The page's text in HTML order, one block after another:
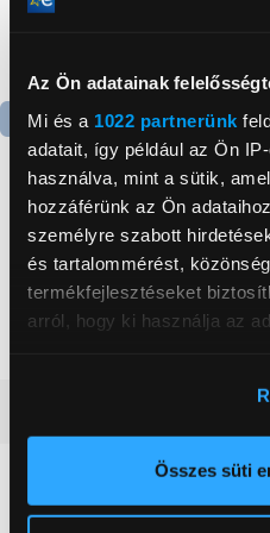
Az Ön adatainak
Mi és a 1022 partnerünk
adatait, így például az Ön
használva, mint a sütik,
hozzáférünk az Ön
személyre szabott
és tartalommérést,
termékfejlesztéseket
arról, hogy ki használja az
elhelyezkedéséről pár
Az Ön készülékén
Összes süti
Termék adatlap
Gorenje NRS8182KX Side
by side hűtőszekrény
199 999 Ft